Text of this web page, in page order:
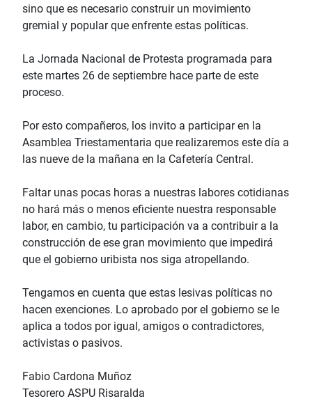
sino que es necesario construir un movimiento
gremial y popular que enfrente estas políticas.
La Jornada Nacional de Protesta programada para
este martes 26 de septiembre hace parte de este
proceso.
Por esto compañeros, los invito a participar en la
Asamblea Triestamentaria que realizaremos este día a
las nueve de la mañana en la Cafetería Central.
Faltar unas pocas horas a nuestras labores cotidianas
no hará más o menos eficiente nuestra responsable
labor, en cambio, tu participación va a contribuir a la
construcción de ese gran movimiento que impedirá
que el gobierno uribista nos siga atropellando.
Tengamos en cuenta que estas lesivas políticas no
hacen exenciones. Lo aprobado por el gobierno se le
aplica a todos por igual, amigos o contradictores,
activistas o pasivos.
Fabio Cardona Muñoz
Tesorero ASPU Risaralda